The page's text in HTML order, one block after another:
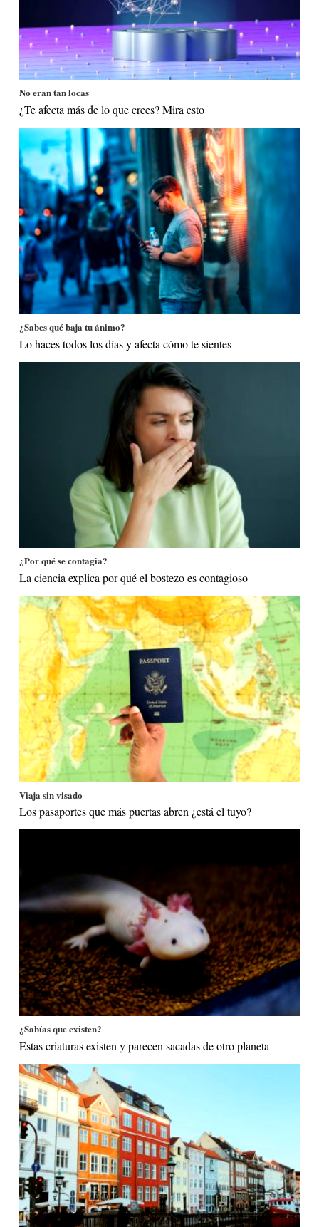
No eran tan locas
¿Te afecta más de lo que crees? Mira esto
¿Sabes qué baja tu ánimo?
Lo haces todos los días y afecta cómo te sientes
¿Por qué se contagia?
La ciencia explica por qué el bostezo es contagioso
Viaja sin visado
Los pasaportes que más puertas abren ¿está el tuyo?
¿Sabías que existen?
Estas criaturas existen y parecen sacadas de otro planeta